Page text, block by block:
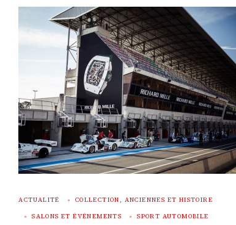
ACTUALITÉ COLLECTION, ANCIENNES ET HISTOIRE
SALONS ET ÉVÉNEMENTS SPORT AUTOMOBILE